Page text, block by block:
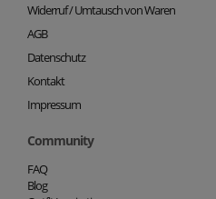
Widerruf / Umtausch von Waren
AGB
Datenschutz
Kontakt
Impressum
Community
FAQ
Blog